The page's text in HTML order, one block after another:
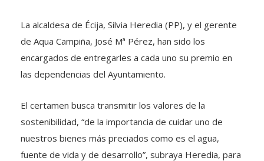
La alcaldesa de Écija, Silvia Heredia (PP), y el gerente
de Aqua Campiña, José Mª Pérez, han sido los
encargados de entregarles a cada uno su premio en
las dependencias del Ayuntamiento.
El certamen busca transmitir los valores de la
sostenibilidad, “de la importancia de cuidar uno de
nuestros bienes más preciados como es el agua,
fuente de vida y de desarrollo”, subraya Heredia, para